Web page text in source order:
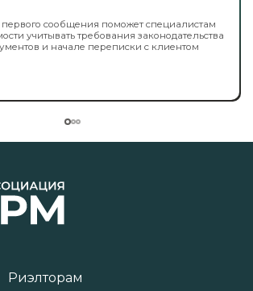
сообщения поможет специалистам
учитывать требования законодательства
и начале переписки с клиентом
Риэлторам